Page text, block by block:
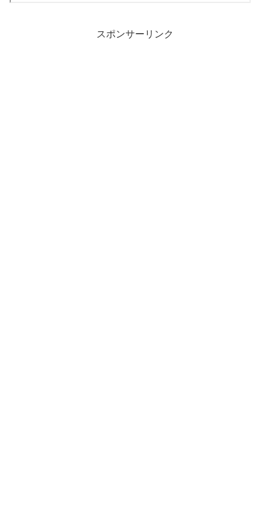
スポンサーリンク